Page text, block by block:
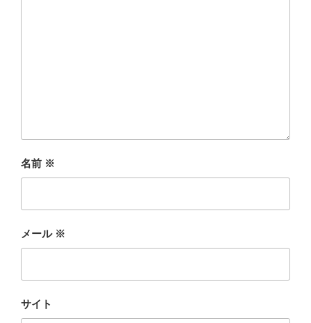
名前 ※
メール ※
サイト